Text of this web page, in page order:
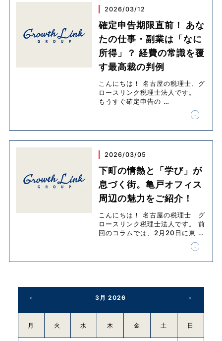
2026/03/12
確定申告期限直前！ あな
たの仕事・副業は「なに
所得」？ 経費の常識を覆
す最高裁の判例
こんにちは！ 名古屋の税理士、グ
ロースリンク税理士法人です。
もうすぐ確定申告の …
2026/03/05
下町の情熱と「学び」が
息づく街。亀戸オフィス
周辺の魅力をご紹介！
こんにちは！ 名古屋の税理士 グ
ロースリンク税理士法人です。 前
回のコラムでは、2月20日に東 …
3月 2026
月 火 水 木 金 土 日